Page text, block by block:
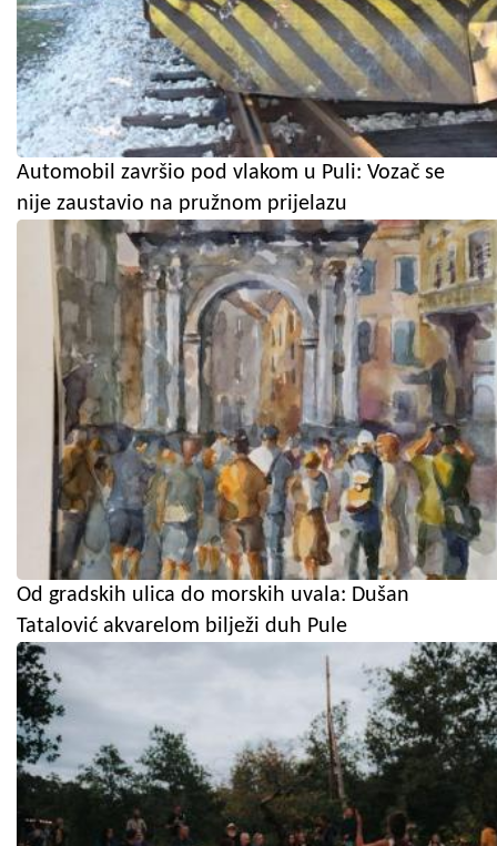
Automobil završio pod vlakom u Puli: Vozač se
nije zaustavio na pružnom prijelazu
Od gradskih ulica do morskih uvala: Dušan
Tatalović akvarelom bilježi duh Pule